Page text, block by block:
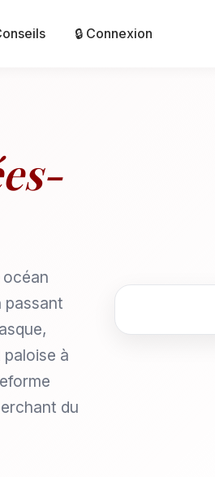
🔒 Connexion
passant
à
du